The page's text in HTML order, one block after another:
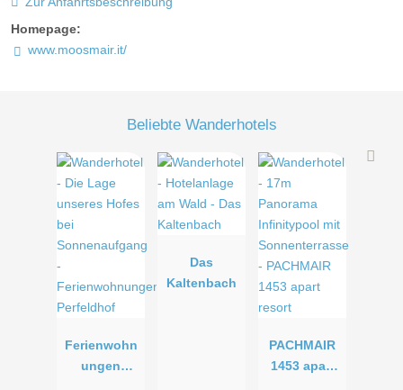
Homepage:
www.moosmair.it/
Beliebte Wanderhotels
Ferienwohn
ungen
Das
Kaltenbach
PACHMAIR
1453 apart